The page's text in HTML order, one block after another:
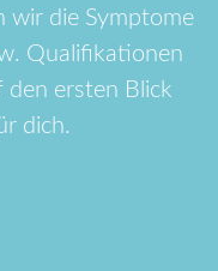
wir die Symptome
Qualifikationen
den ersten Blick
dich.